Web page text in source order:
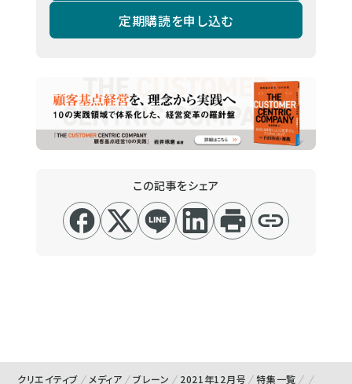
定期購読を申し込む
この記事をシェア
クリエイティブ メディア ブレーン 2021年12月号 特集一覧